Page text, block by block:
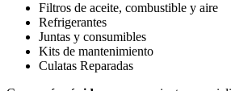
Filtros de aceite, combustible y aire
Refrigerantes
Juntas y consumibles
Kits de mantenimiento
Culatas Reparadas